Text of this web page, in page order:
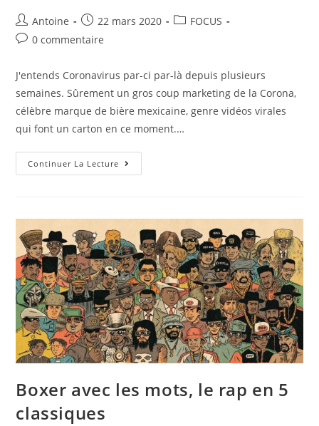
Antoine 22 mars 2020
FOCUS
0 commentaire
J'entends Coronavirus par-ci par-là depuis plusieurs
semaines. Sûrement un gros coup marketing de la Corona,
célèbre marque de bière mexicaine, genre vidéos virales
qui font un carton en ce moment.…
Continuer La Lecture
Boxer avec les mots, le rap en 5
classiques